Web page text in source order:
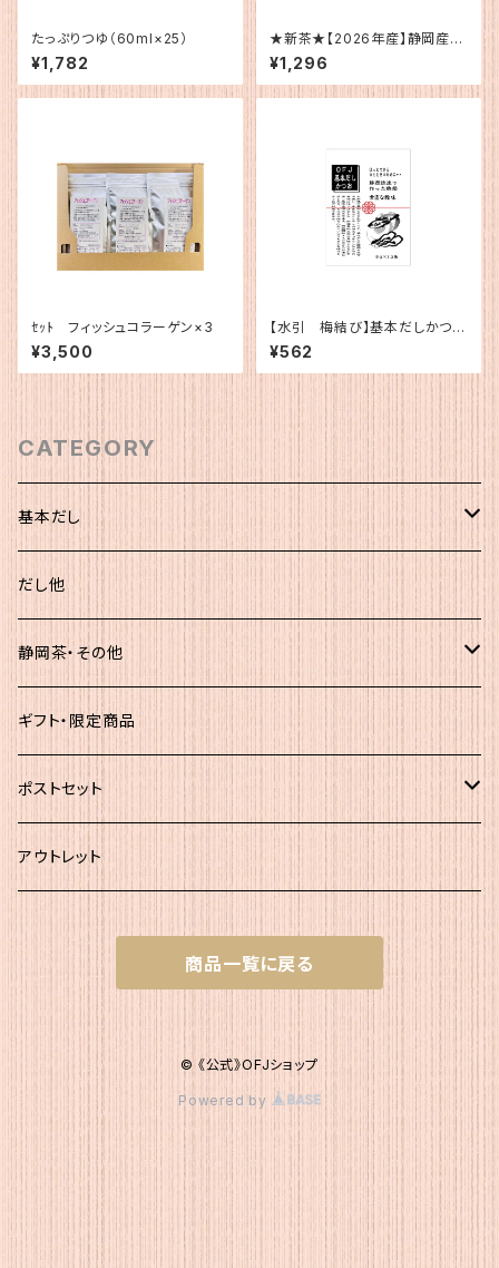
たっぷりつゆ（60ml×25）
¥1,782
★新茶★【2026年産】静岡産
ひごろのお茶200g
¥1,296
ｾｯﾄ フィッシュコラーゲン×3
¥3,500
【水引 梅結び】基本だしかつお
（5g×12）
¥562
CATEGORY
基本だし
化粧袋（5ｇ×12）
簡易（5ｇ×30）
大袋
だし他
静岡茶・その他
静岡茶
その他
ギフト・限定商品
ポストセット
★初回お試し!!
ｾｯﾄＡ（かつお大袋）
ｾｯﾄＡ200
ｾｯﾄＡ300
ｾｯﾄB（簡易包装）
ｾｯﾄB1 かつお簡易×２
ｾｯﾄB2 いりこ簡易×２
ｾｯﾄB3 こんぶ簡易×２
ｾｯﾄB4 かつお簡易1・いりこ簡易１
ｾｯﾄC（200g+簡易）
ｾｯﾄC1 かつお200g・かつお簡易1
ｾｯﾄC2 かつお200g・いりこ簡易1
ｾｯﾄC3 かつお200g・こんぶ簡易1
ｾｯﾄD（200g+120g）
ｾｯﾄD1 かつお200g・いりこ120g
ｾｯﾄD2 かつお200g・こんぶ120g
ｾｯﾄE（簡易＋120g）
ｾｯﾄE1 かつお簡易1・こんぶ120g
ｾｯﾄF（120g×2）
アウトレット
商品一覧に戻る
© 《公式》OFJショップ
Powered by